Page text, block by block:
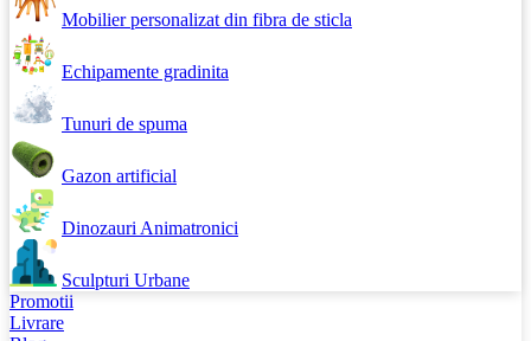
Mobilier personalizat din fibra de sticla
Echipamente gradinita
Tunuri de spuma
Gazon artificial
Dinozauri Animatronici
Sculpturi Urbane
Promotii
Livrare